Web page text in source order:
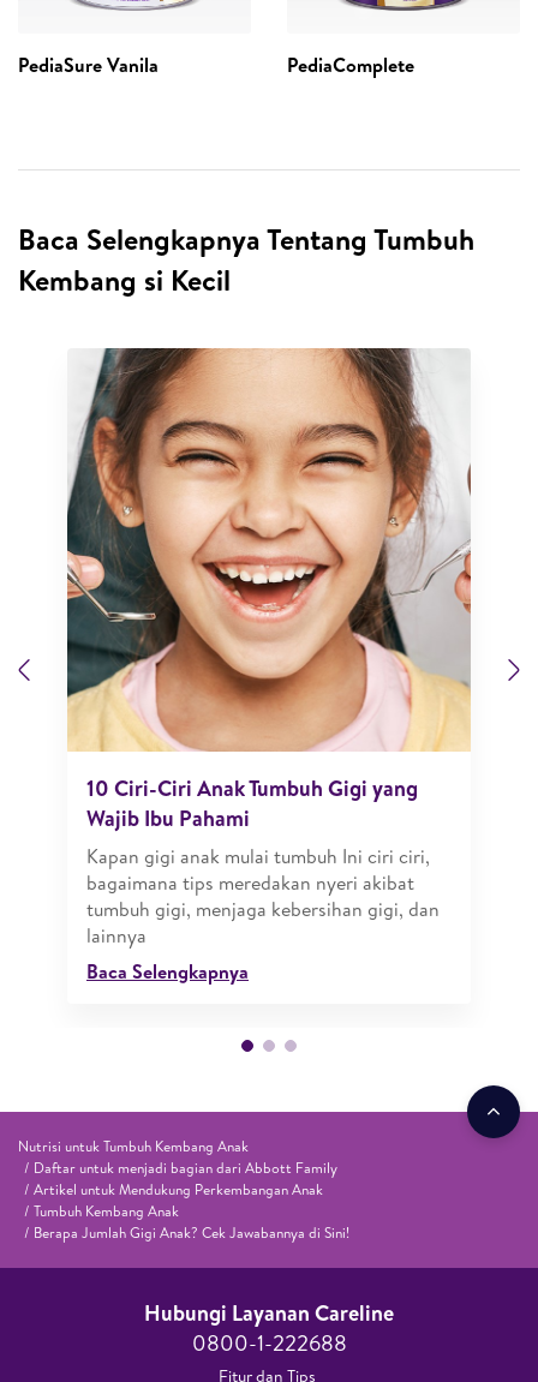
PediaSure Vanila PediaComplete
Baca Selengkapnya Tentang Tumbuh
Kembang si Kecil
Previous
10 Ciri-Ciri Anak Tumbuh Gigi yang
Wajib Ibu Pahami
Kapan gigi anak mulai tumbuh Ini ciri ciri,
bagaimana tips meredakan nyeri akibat
tumbuh gigi, menjaga kebersihan gigi, dan
lainnya
Baca Selengkapnya
Nutrisi untuk Tumbuh Kembang Anak
Daftar untuk menjadi bagian dari Abbott Family
Artikel untuk Mendukung Perkembangan Anak
Tumbuh Kembang Anak
Berapa Jumlah Gigi Anak? Cek Jawabannya di Sini!
Hubungi Layanan Careline​
0800-1-222688​
Fitur dan Tips ​